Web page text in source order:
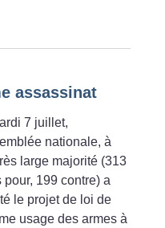
assassinat
7 juillet,
nationale, à
large majorité (313
pour, 199 contre) a
le projet de loi de
usage des armes à